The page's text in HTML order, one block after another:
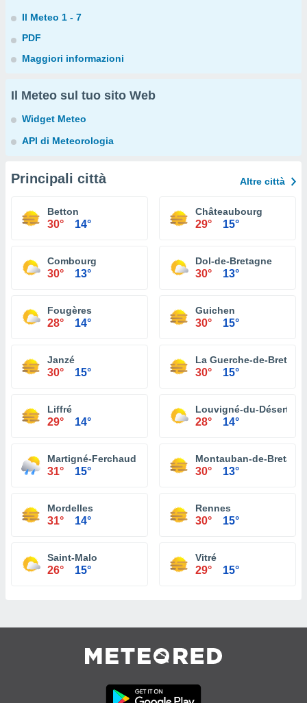
Il Meteo 1 - 7
PDF
Maggiori informazioni
Il Meteo sul tuo sito Web
Widget Meteo
API di Meteorologia
Principali città Altre città
Betton
30° 14°
Châteaubourg
29° 15°
Combourg
30° 13°
Dol-de-Bretagne
30° 13°
Fougères
28° 14°
Guichen
30° 15°
Janzé
30° 15°
La Guerche-de-
30° 15°
Liffré
29° 14°
Louvigné-du-Désert
28° 14°
Martigné-Ferchaud
31° 15°
Montauban-de-
30° 13°
Mordelles
31° 14°
Rennes
30° 15°
Saint-Malo
26° 15°
Vitré
29° 15°